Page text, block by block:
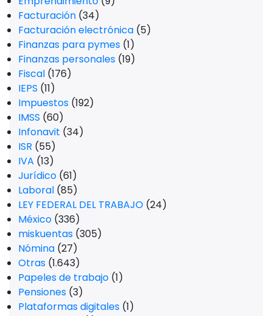
Facturación (34)
Facturación electrónica (5)
Finanzas para pymes (1)
Finanzas personales (19)
Fiscal (176)
IEPS (11)
Impuestos (192)
IMSS (60)
Infonavit (34)
ISR (55)
IVA (13)
Jurídico (61)
Laboral (85)
LEY FEDERAL DEL TRABAJO (24)
México (336)
miskuentas (305)
Nómina (27)
Otras (1.643)
Papeles de trabajo (1)
Pensiones (3)
Plataformas digitales (1)